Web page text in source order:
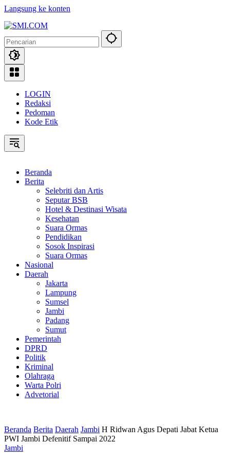
Langsung ke konten
LOGIN
Redaksi
Pedoman
Kode Etik
Beranda
Berita
Selebriti dan Artis
Seputar BSB
Hotel & Destinasi Wisata
Kesehatan
Suara Ormas
Pendidikan
Sosok Inspirasi
Suara Ormas
Nasional
Daerah
Jakarta
Lampung
Sumsel
Jambi
Padang
Sumut
Pemerintah
DPRD
Politik
Kriminal
Olahraga
Warta Polri
Advetorial
Beranda Berita Daerah Jambi H Ridwan Agus Depati Jabat Ketua
PWI Jambi Defenitif Sampai 2022
Jambi